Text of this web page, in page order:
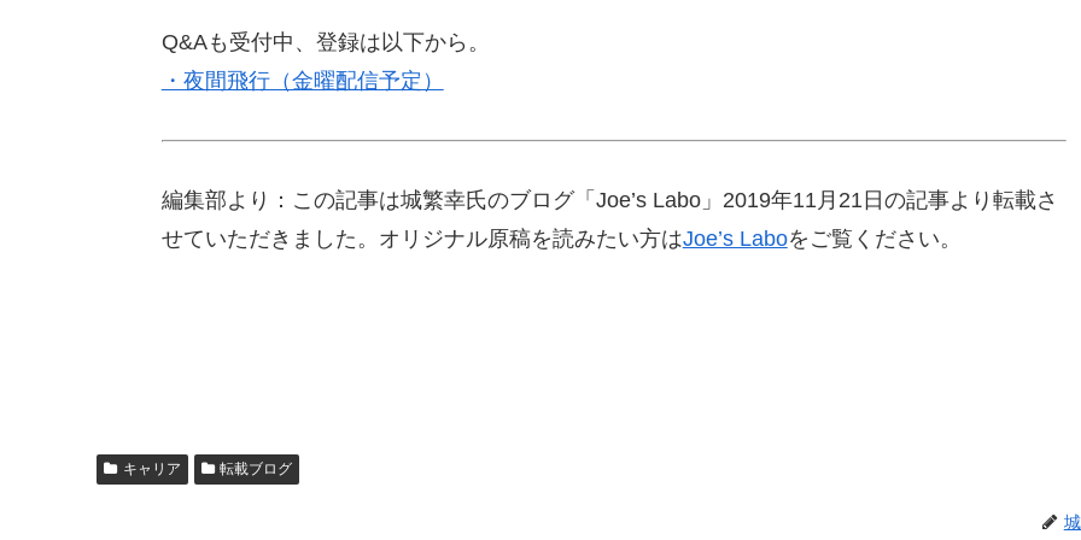
Q&Aも受付中、登録は以下から。
・夜間飛行（金曜配信予定）
編集部より：この記事は城繁幸氏のブログ「Joe’s Labo」2019年11月21日の記事より転載さ
せていただきました。オリジナル原稿を読みたい方はJoe’s Laboをご覧ください。
キャリア 転載ブログ